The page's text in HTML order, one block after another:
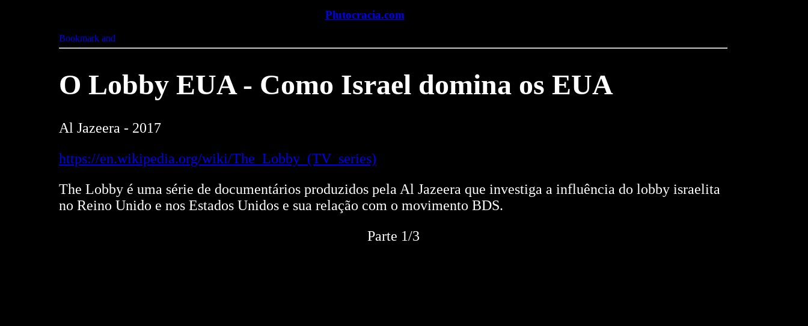
Plutocracia.com
O Lobby EUA - Como Israel domina os EUA
Al Jazeera - 2017
https://en.wikipedia.org/wiki/The_Lobby_(TV_series)
The Lobby é uma série de documentários produzidos pela Al Jazeera que investiga a influência do lobby israelita
no Reino Unido e nos Estados Unidos e sua relação com o movimento BDS.
Parte 1/3